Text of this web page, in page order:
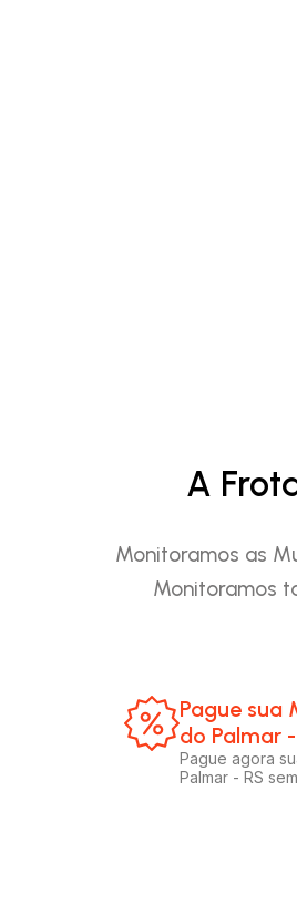
A
Monitoramos as
Monitoramos
Pague sua
do Palmar
Pague agora
Palmar - RS